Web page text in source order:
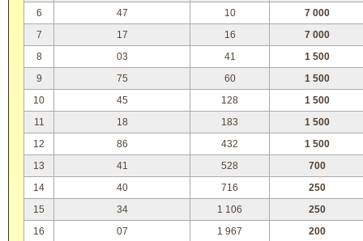
6
47 10
7 000
7
17 16
7 000
8
03 41
1 500
9
75 60
1 500
10
45 128
1 500
11
18 183
1 500
12
86 432
1 500
13
41 528
700
14
40 716
250
15
34 1 106
250
16
07 1 967
200